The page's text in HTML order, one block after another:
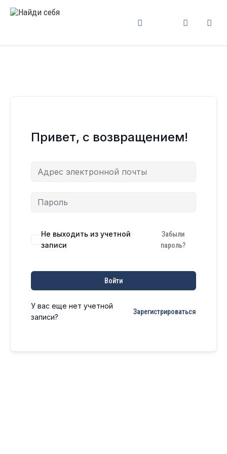
Привет, с возвращением!
Не выходить из учетной
записи
Забыли
пароль?
Войти
У вас еще нет учетной
записи?
Зарегистрироваться